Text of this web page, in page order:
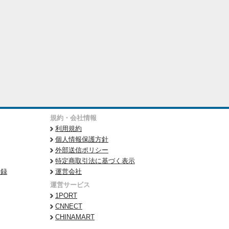
規約・会社情報
利用規約
個人情報保護方針
外部送信ポリシー
特定商取引法に基づく表示
運営会社
運営サービス
1PORT
CNNECT
CHINAMART